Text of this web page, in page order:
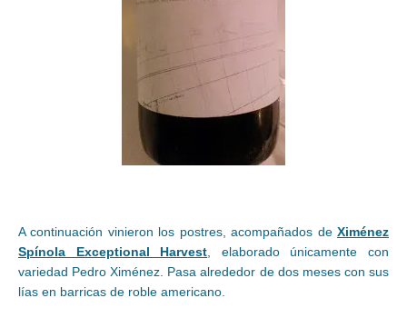
A continuación vinieron los postres, acompañados de Ximénez
Spínola Exceptional Harvest , elaborado únicamente con
variedad Pedro Ximénez. Pasa alrededor de dos meses con sus
lías en barricas de roble americano.